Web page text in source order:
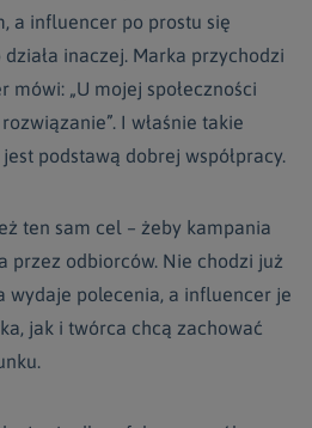
a influencer po prostu się
działa inaczej. Marka przychodzi
mówi: „U mojej społeczności
I właśnie takie
podstawą dobrej współpracy.
ten sam cel – żeby kampania
przez odbiorców. Nie chodzi już
wydaje polecenia, a influencer je
jak i twórca chcą zachować